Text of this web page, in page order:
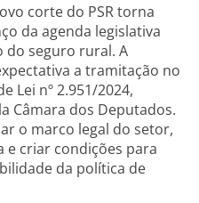
corte do PSR torna
da agenda legislativa
do seguro rural. A
a tramitação no
Lei nº 2.951/2024,
Câmara dos Deputados.
o marco legal do setor,
e criar condições para
da política de